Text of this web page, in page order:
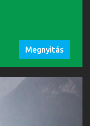
Megnyitás